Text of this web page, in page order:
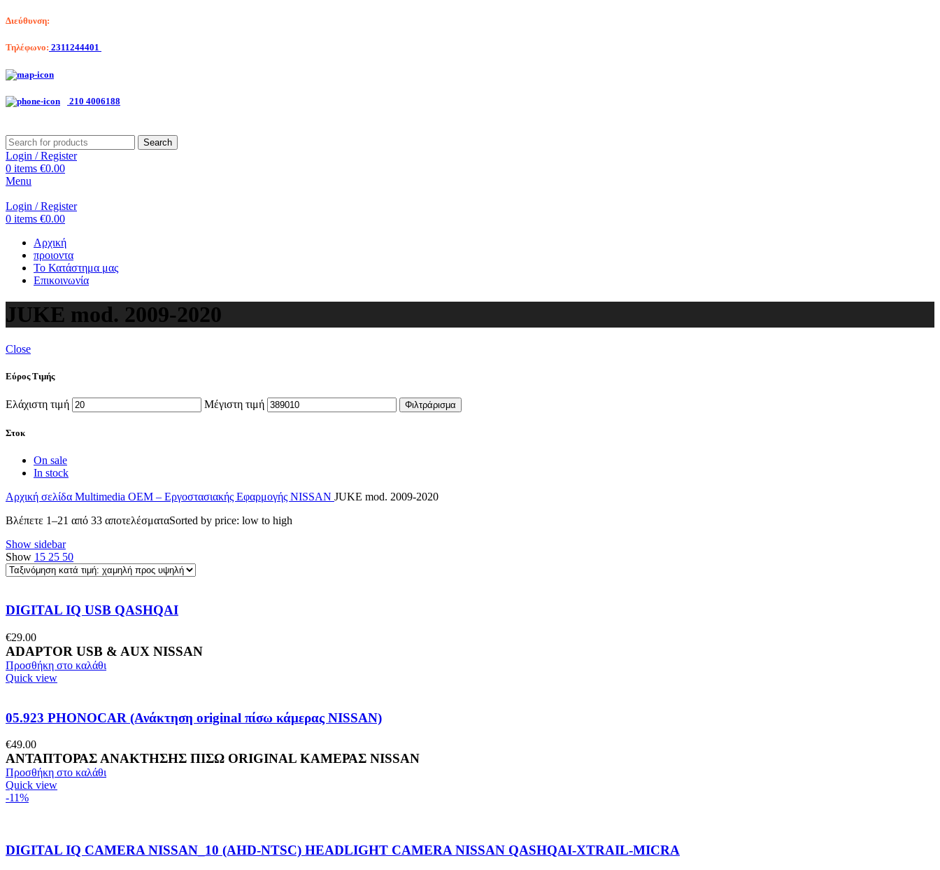
Διεύθυνση:
Τηλέφωνο: 2311244401
210 4006188
Search
Login / Register
0 items €0.00
Menu
Login / Register
0 items €0.00
Αρχική
προιοντα
Το Κατάστημα μας
Επικοινωνία
JUKE mod. 2009-2020
Close
Εύρος Τιμής
Ελάχιστη τιμή Μέγιστη τιμή Φιλτράρισμα
Στοκ
On sale
In stock
Αρχική σελίδα Multimedia OEM – Εργοστασιακής Εφαρμογής NISSAN JUKE mod. 2009-2020
Βλέπετε 1–21 από 33 αποτελέσματαSorted by price: low to high
Show sidebar
Show 15 25 50
DIGITAL IQ USB QASHQAI
€29.00
ADAPTOR USB & AUX NISSAN
Προσθήκη στο καλάθι
Quick view
05.923 PHONOCAR (Ανάκτηση original πίσω κάμερας NISSAN)
€49.00
ΑΝΤΑΠΤΟΡΑΣ ΑΝΑΚΤΗΣΗΣ ΠΙΣΩ ORIGINAL ΚΑΜΕΡΑΣ NISSAN
Προσθήκη στο καλάθι
Quick view
-11%
DIGITAL IQ CAMERA NISSAN_10 (AHD-NTSC) HEADLIGHT CAMERA NISSAN QASHQAI-XTRAIL-MICRA